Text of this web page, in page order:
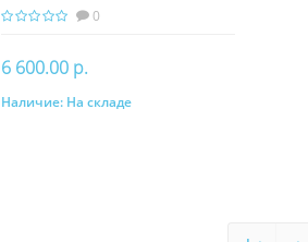
0
6 600.00 р.
В корзину
Наличие: На складе